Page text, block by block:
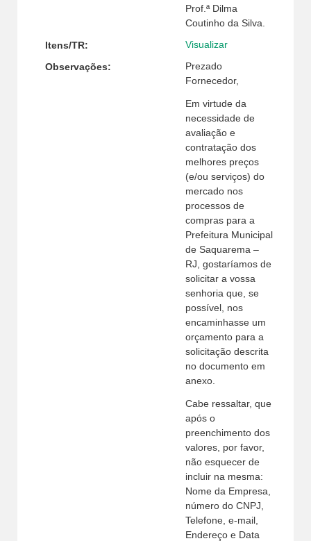
Prof.ª Dilma
Coutinho da Silva.
Itens/TR: Visualizar
Observações:
Prezado
Fornecedor,
Em virtude da
necessidade de
avaliação e
contratação dos
melhores preços
(e/ou serviços) do
mercado nos
processos de
compras para a
Prefeitura Municipal
de Saquarema –
RJ, gostaríamos de
solicitar a vossa
senhoria que, se
possível, nos
encaminhasse um
orçamento para a
solicitação descrita
no documento em
anexo.
Cabe ressaltar, que
após o
preenchimento dos
valores, por favor,
não esquecer de
incluir na mesma:
Nome da Empresa,
número do CNPJ,
Telefone, e-mail,
Endereço e Data